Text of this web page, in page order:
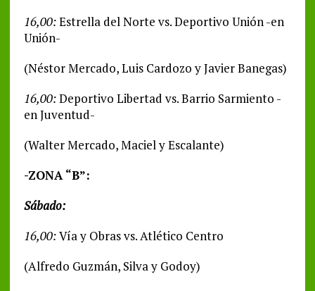
16,00:Estrella del Norte vs. Deportivo Unión -en
Unión-
(Néstor Mercado, Luis Cardozo y Javier Banegas)
16,00:Deportivo Libertad vs. Barrio Sarmiento -
en Juventud-
(Walter Mercado, Maciel y Escalante)
-ZONA “B”:
Sábado:
16,00:Vía y Obras vs. Atlético Centro
(Alfredo Guzmán, Silva y Godoy)